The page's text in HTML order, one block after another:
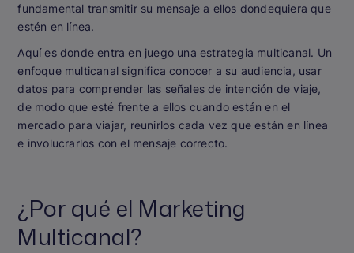
fundamental transmitir su mensaje a ellos dondequiera que
estén en línea.
Aquí es donde entra en juego una estrategia multicanal. Un
enfoque multicanal significa conocer a su audiencia, usar
datos para comprender las señales de intención de viaje,
de modo que esté frente a ellos cuando están en el
mercado para viajar, reunirlos cada vez que están en línea
e involucrarlos con el mensaje correcto.
¿Por qué el Marketing
Multicanal?